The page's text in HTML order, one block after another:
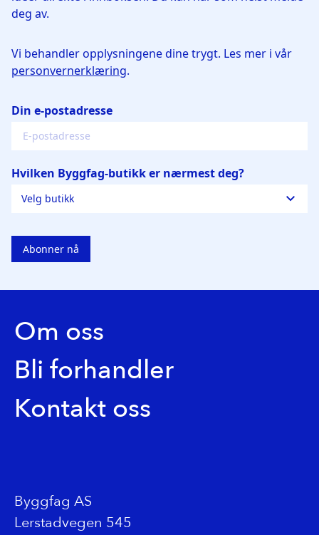
Om oss
Bli forhandler
Kontakt oss
Byggfag AS
Lerstadvegen 545